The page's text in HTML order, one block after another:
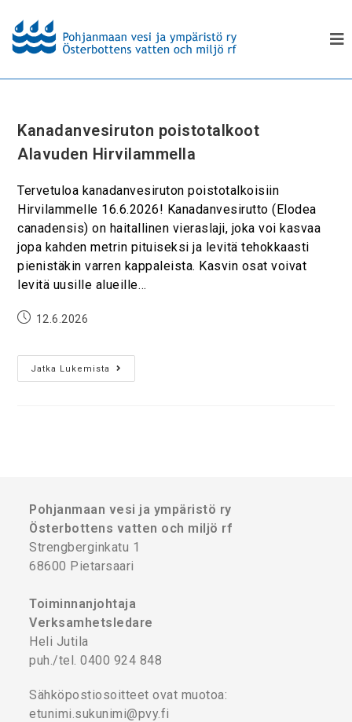
Kanadanvesiruton poistotalkoot
Alavuden Hirvilammella
Tervetuloa kanadanvesiruton poistotalkoisiin
Hirvilammelle 16.6.2026! Kanadanvesirutto (Elodea
canadensis) on haitallinen vieraslaji, joka voi kasvaa
jopa kahden metrin pituiseksi ja levitä tehokkaasti
pienistäkin varren kappaleista. Kasvin osat voivat
levitä uusille alueille…
12.6.2026
Jatka Lukemista
Pohjanmaan vesi ja ympäristö ry
Österbottens vatten och miljö rf
Strengberginkatu 1
68600 Pietarsaari
Toiminnanjohtaja
Verksamhetsledare
Heli Jutila
puh./tel. 0400 924 848
Sähköpostiosoitteet ovat muotoa:
etunimi.sukunimi@pvy.fi